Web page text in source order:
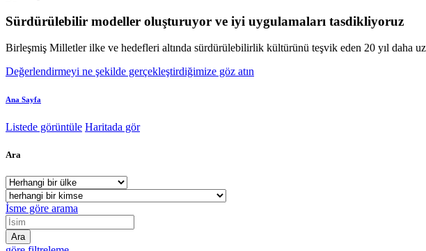
Sürdürülebilir modeller oluşturuyor ve iyi uygulamaları tasdikliyoruz
Birleşmiş Milletler ilke ve hedefleri altında sürdürülebilirlik kültürünü teşvik eden 20 yıl daha
Değerlendirmeyi ne şekilde gerçekleştirdiğimize göz atın
Ana Sayfa
Listede görüntüle Haritada gör
Ara
İsme göre arama